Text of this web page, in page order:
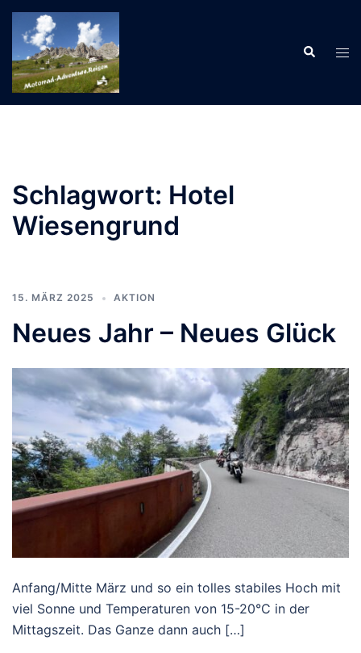
Zum
Inhalt
springen
Suche
Schlagwort: Hotel
Wiesengrund
15. MÄRZ 2025 AKTION
Neues Jahr – Neues Glück
Anfang/Mitte März und so ein tolles stabiles Hoch mit
viel Sonne und Temperaturen von 15-20°C in der
Mittagszeit. Das Ganze dann auch […]